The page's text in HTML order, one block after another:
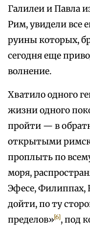
Галилеи и Павла
Рим, увидели все
руины которых,
сегодня еще
волнение.
Хватило одного
жизни одного
пройти — в
открытыми
проплыть по
моря,
Эфесе,
дойти, по ту
пределов»[6], под